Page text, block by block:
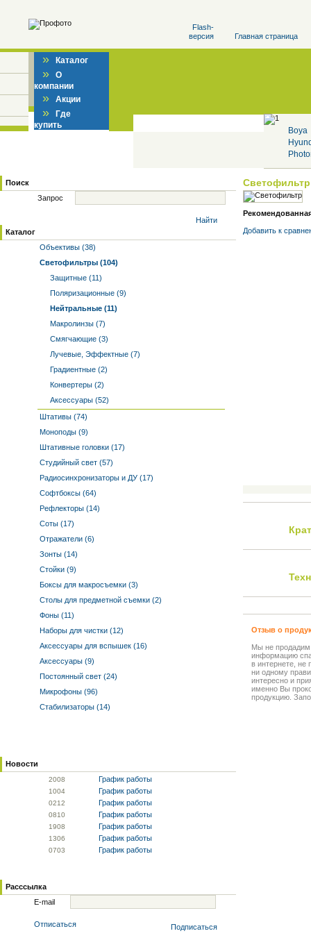
Flash-
версия
Главная страница
» Каталог
» О
компании
» Акции
» Где
купить
Boya
Поиск
Запрос
Найти
Каталог
Объективы (38)
Светофильтры (104)
Защитные (11)
Поляризационные (9)
Нейтральные (11)
Макролинзы (7)
Смягчающие (3)
Лучевые, Эффектные (7)
Градиентные (2)
Конвертеры (2)
Аксессуары (52)
Штативы (74)
Моноподы (9)
Штативные головки (17)
Студийный свет (57)
Радиосинхронизаторы и ДУ (17)
Софтбоксы (64)
Рефлекторы (14)
Соты (17)
Отражатели (6)
Зонты (14)
Стойки (9)
Боксы для макросъемки (3)
Столы для предметной съемки (2)
Фоны (11)
Наборы для чистки (12)
Аксессуары для вспышек (16)
Аксессуары (9)
Постоянный свет (24)
Микрофоны (96)
Стабилизаторы (14)
Новости
2008 График работы
1004 График работы
0212 График работы
0810 График работы
1908 График работы
1306 График работы
0703 График работы
Расссылка
E-mail
Отписаться Подписаться
Добавить к
Отзыв о
Мы не
информацию
в интернете, не
ни одному
интересно и
именно Вы
продукцию.